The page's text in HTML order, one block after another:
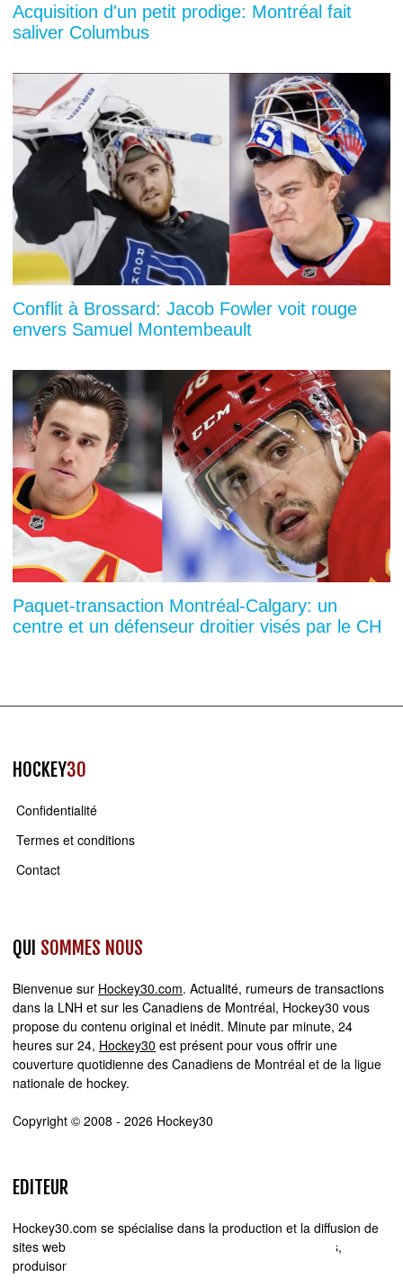
Acquisition d'un petit prodige: Montréal fait
saliver Columbus
Conflit à Brossard: Jacob Fowler voit rouge
envers Samuel Montembeault
Paquet-transaction Montréal-Calgary: un
centre et un défenseur droitier visés par le CH
HOCKEY30
Confidentialité
Termes et conditions
Contact
QUI SOMMES NOUS
Bienvenue sur Hockey30.com. Actualité, rumeurs de transactions
dans la LNH et sur les Canadiens de Montréal, Hockey30 vous
propose du contenu original et inédit. Minute par minute, 24
heures sur 24, Hockey30 est présent pour vous offrir une
couverture quotidienne des Canadiens de Montréal et de la ligue
nationale de hockey.
Copyright © 2008 - 2026 Hockey30
EDITEUR
Hockey30.com se spécialise dans la production et la diffusion de
sites web d'actualité. Chez Hockey30.com, nous écrivons,
produisons et réalisons les projets médiatiques de A à Z.